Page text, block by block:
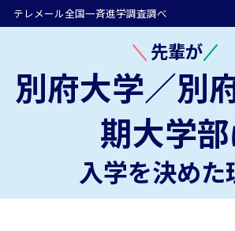
テレメール全国一斉進学調査調べ
先輩が
別府大学／別
期大学部
入学を決めた